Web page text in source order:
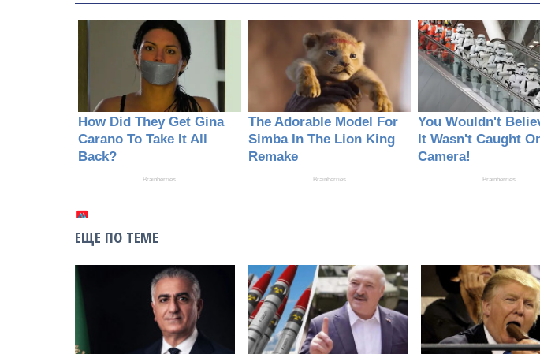
ЕЩЕ ПО ТЕМЕ